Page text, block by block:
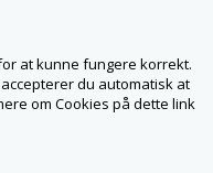
at kunne fungere korrekt.
du automatisk at
om Cookies på dette link